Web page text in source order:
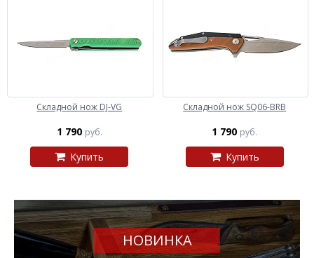
Складной нож DJ-VG
1 790 руб.
Купить
Складной нож SQ06-BRB
1 790 руб.
Купить
НОВИНКА